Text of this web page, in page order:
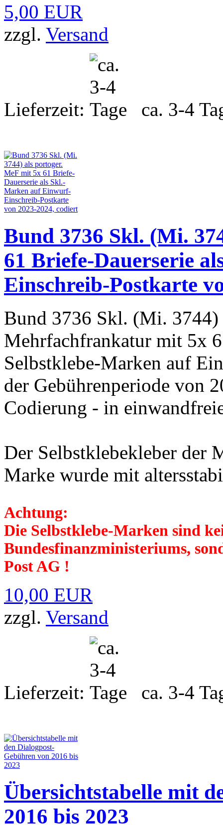
5,00 EUR
zzgl. Versand
Lieferzeit: ca. 3-4
Bund 3736 Skl. (Mi.
61 Briefe-Dauerserie
Einschreib-Postkarte
Bund 3736 Skl. (Mi. 3744)
Mehrfachfrankatur mit 5x
Selbstklebe-Marken auf
der Gebührenperiode von
Codierung - in
Der Selbstklebekleber der
Marke wurde mit
Achtung:
Die Selbstklebe-Marken sind
Bundesfinanzministeriums,
Post AG !
10,00 EUR
zzgl. Versand
Lieferzeit: ca. 3-4
Übersichtstabelle mit
2016 bis 2023